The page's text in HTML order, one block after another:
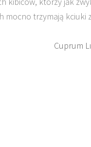
trzymają kciuki
Cuprum